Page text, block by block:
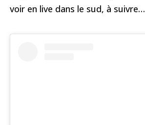
voir en live dans le sud, à suivre…